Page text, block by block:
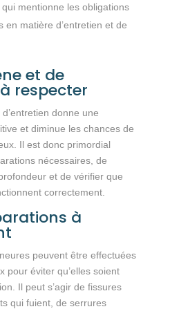
, qui mentionne les obligations
en matière d’entretien et de
et de
respecter
donne une
et diminue les chances de
Il est donc primordial
nécessaires, de
et de vérifier que
correctement.
à
peuvent être effectuées
pour éviter qu’elles soient
Il peut s’agir de fissures
qui fuient, de serrures